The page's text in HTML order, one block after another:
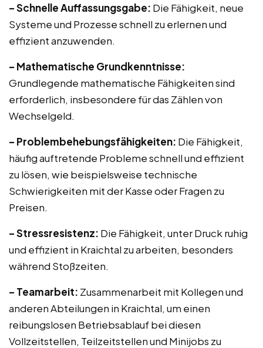
– Schnelle Auffassungsgabe: Die Fähigkeit, neue
Systeme und Prozesse schnell zu erlernen und
effizient anzuwenden.
– Mathematische Grundkenntnisse:
Grundlegende mathematische Fähigkeiten sind
erforderlich, insbesondere für das Zählen von
Wechselgeld.
– Problembehebungsfähigkeiten: Die Fähigkeit,
häufig auftretende Probleme schnell und effizient
zu lösen, wie beispielsweise technische
Schwierigkeiten mit der Kasse oder Fragen zu
Preisen.
– Stressresistenz: Die Fähigkeit, unter Druck ruhig
und effizient in Kraichtal zu arbeiten, besonders
während Stoßzeiten.
– Teamarbeit: Zusammenarbeit mit Kollegen und
anderen Abteilungen in Kraichtal, um einen
reibungslosen Betriebsablauf bei diesen
Vollzeitstellen, Teilzeitstellen und Minijobs zu